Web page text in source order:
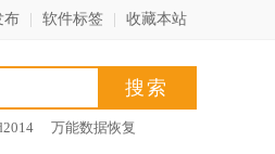
布 软件标签 收藏本站
万能数据恢复